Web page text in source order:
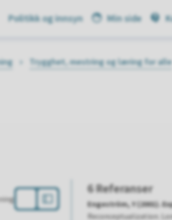
Politikk og innsyn Min side
Trygghet, mestring og læring for alle
6 Referanser
Engeström, Y (2001).
Reconceptualization.